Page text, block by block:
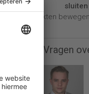
sluiten
Markten
Vragen